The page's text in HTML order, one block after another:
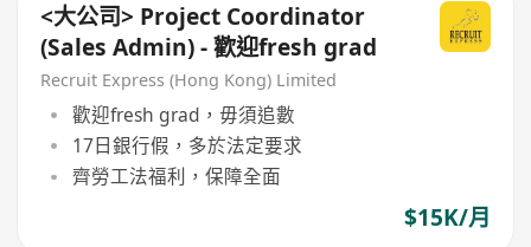
<大公司> Project Coordinator
(Sales Admin) - 歡迎fresh grad
Recruit Express (Hong Kong) Limited
歡迎fresh grad，毋須追數
17日銀行假，多於法定要求
齊勞工法福利，保障全面
$15K/月